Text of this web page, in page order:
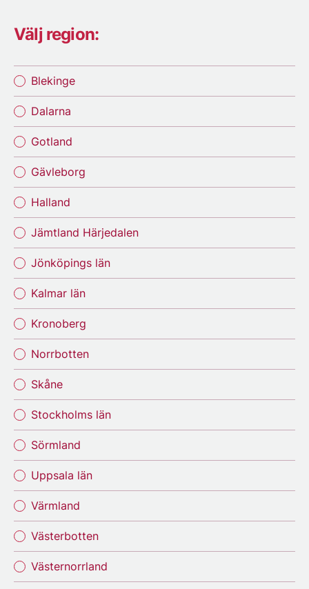
Välj region:
Blekinge
Dalarna
Gotland
Gävleborg
Halland
Jämtland Härjedalen
Jönköpings län
Kalmar län
Kronoberg
Norrbotten
Skåne
Stockholms län
Sörmland
Uppsala län
Värmland
Västerbotten
Västernorrland